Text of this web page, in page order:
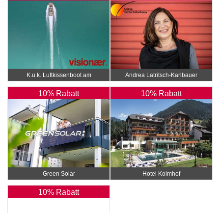
K.u.k. Luftkissenboot am
Andrea Latritsch-Karlbauer
10% Rabatt
Green Solar
10% Rabatt
Hotel Kolmhof
10% Rabatt